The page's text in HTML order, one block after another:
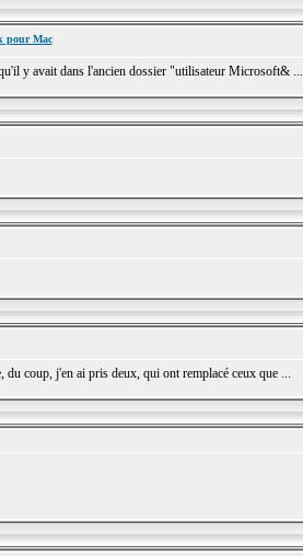
pour Mac
y avait dans l'ancien dossier "utilisateur Microsoft& ...
coup, j'en ai pris deux, qui ont remplacé ceux que ...